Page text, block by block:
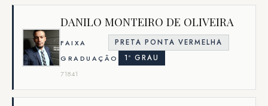
DANILO MONTEIRO DE OLIVEIRA
FAIXA
PRETA PONTA VERMELHA
GRADUAÇÃO
1º GRAU
71841